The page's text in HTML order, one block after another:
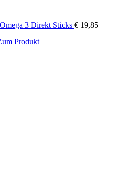
3 Direkt Sticks € 19,85
Produkt